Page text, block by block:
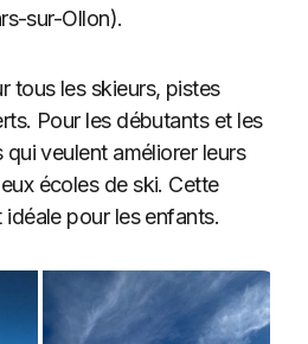
sur-Ollon).
tous les skieurs, pistes
Pour les débutants et les
veulent améliorer leurs
écoles de ski. Cette
pour les enfants.